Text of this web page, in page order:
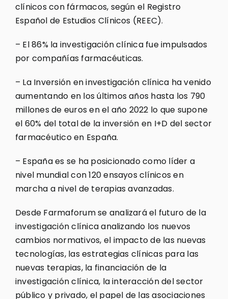
clínicos con fármacos, según el Registro
Español de Estudios Clínicos (REEC).
– El 86% la investigación clínica fue impulsados
por compañías farmacéuticas.
– La Inversión en investigación clínica ha venido
aumentando en los últimos años hasta los 790
millones de euros en el año 2022 lo que supone
el 60% del total de la inversión en I+D del sector
farmacéutico en España.
– España es se ha posicionado como líder a
nivel mundial con 120 ensayos clínicos en
marcha a nivel de terapias avanzadas.
Desde Farmaforum se analizará el futuro de la
investigación clínica analizando los nuevos
cambios normativos, el impacto de las nuevas
tecnologías, las estrategias clínicas para las
nuevas terapias, la financiación de la
investigación clínica, la interacción del sector
público y privado, el papel de las asociaciones